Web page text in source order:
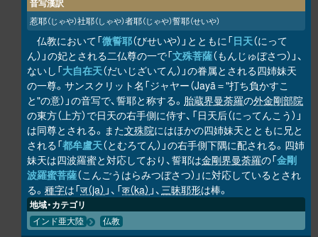
音写漢訳
惹耶（じゃや）社耶（しゃや）者耶（じゃや）誓耶（せいや）
仏教において「微誓耶（びせいや）」とともに「日天（にって
ん）」の妃とされる二仏尊の一で「文殊菩薩（もんじゅぼさつ）」、
ないし「大自在天（だいじざいてん）」の眷属とされる四姉妹天
の一尊。サンスクリット名「ジャヤー（Jayā＝"打ち負かすこ
と"の意）」の音写で、誓耶と称する。 胎蔵界曼荼羅の外金剛部院
の東方（上方）で日天の右手側に侍す、「日天后（にってんこう）」
は同尊とされる。また文殊院にはほかの四姉妹天とともに兄と
される「都牟盧天（とむろてん）」の右手側下隅に配される。四姉
妹天は四波羅蜜と対応しており、誓耶は金剛界曼荼羅の「金剛
波羅蜜菩薩（こんごうはらみつぼさつ）」に対応しているとされ
る。 種字は「ज（ja） 」、「क（ka） 」、三昧耶形は棒。
地域・カテゴリ
インド亜大陸 仏教